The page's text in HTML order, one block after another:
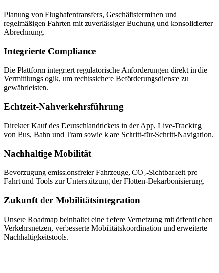
Planung von Flughafentransfers, Geschäftsterminen und
regelmäßigen Fahrten mit zuverlässiger Buchung und konsolidierter
Abrechnung.
Integrierte Compliance
Die Plattform integriert regulatorische Anforderungen direkt in die
Vermittlungslogik, um rechtssichere Beförderungsdienste zu
gewährleisten.
Echtzeit-Nahverkehrsführung
Direkter Kauf des Deutschlandtickets in der App, Live-Tracking
von Bus, Bahn und Tram sowie klare Schritt-für-Schritt-Navigation.
Nachhaltige Mobilität
Bevorzugung emissionsfreier Fahrzeuge, CO₂-Sichtbarkeit pro
Fahrt und Tools zur Unterstützung der Flotten-Dekarbonisierung.
Zukunft der Mobilitätsintegration
Unsere Roadmap beinhaltet eine tiefere Vernetzung mit öffentlichen
Verkehrsnetzen, verbesserte Mobilitätskoordination und erweiterte
Nachhaltigkeitstools.